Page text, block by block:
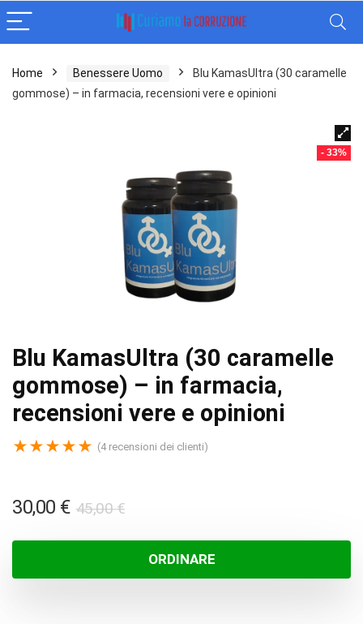
Home Benessere Uomo
Blu KamasUltra (30 caramelle
gommose) – in farmacia, recensioni vere e opinioni
- 33%
Blu KamasUltra (30 caramelle
gommose) – in farmacia,
recensioni vere e opinioni
★★★★★ (4recensioni dei clienti)
45,00€Il
originale
era:
30,00 €
Il
attuale
è:
ORDINARE